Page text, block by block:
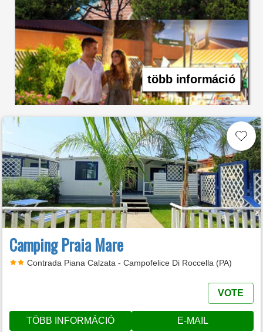
több információ
Camping Praia Mare
Contrada Piana Calzata - Campofelice Di Roccella (PA)
VOTE
TÖBB INFORMÁCIÓ E-MAIL